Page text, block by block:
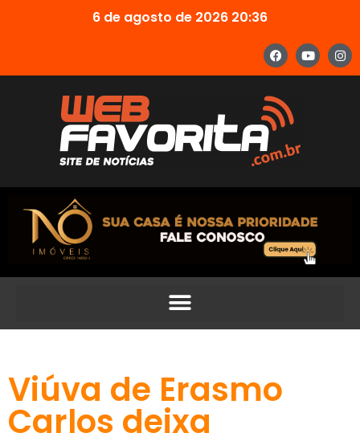
6 de agosto de 2026 20:36
Viúva de Erasmo
Carlos deixa